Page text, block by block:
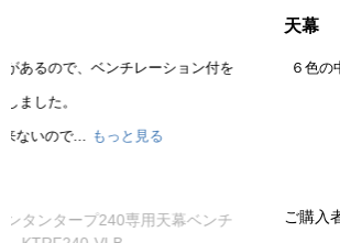
６色の中より以前使用していた色だと思い注
ご購入者様